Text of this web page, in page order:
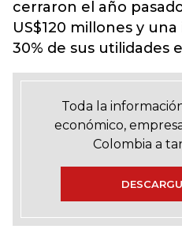
cerraron el año
US$120 millones y
30% de sus utilidades
Toda la
económico,
Colombia a